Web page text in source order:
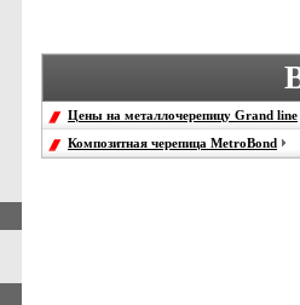
Цены на металлочерепицу Grand line
Композитная черепица MetroBond